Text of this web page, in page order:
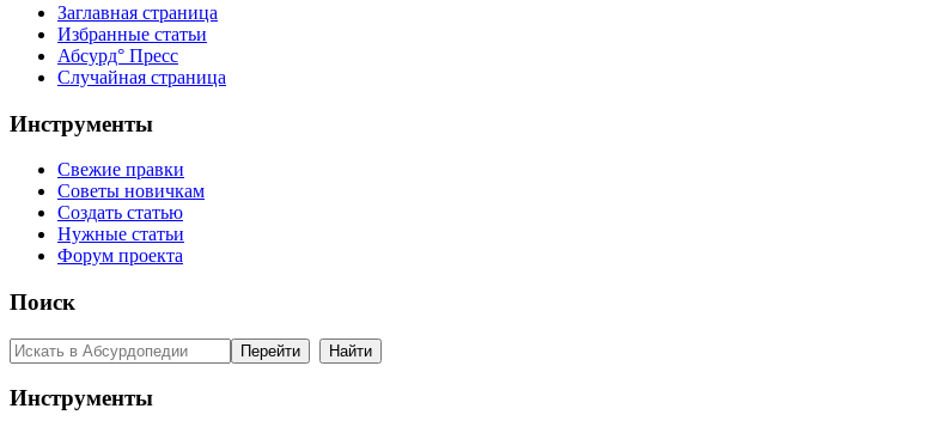
Заглавная страница
Избранные статьи
Абсурд° Пресс
Случайная страница
Инструменты
Свежие правки
Советы новичкам
Создать статью
Нужные статьи
Форум проекта
Поиск
Инструменты